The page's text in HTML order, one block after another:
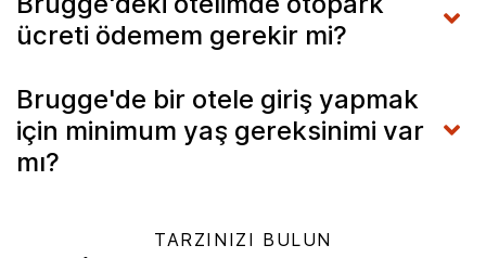
ücreti ödemem gerekir mi?
Brugge'de bir otele giriş yapmak
için minimum yaş gereksinimi var
mı?
TARZINIZI BULUN